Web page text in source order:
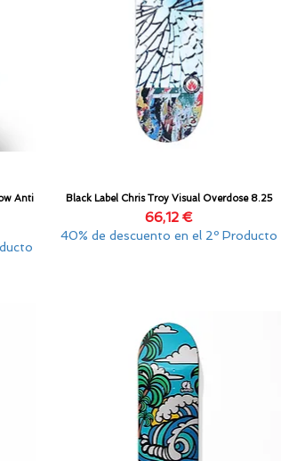
Anti
Vista rápida
Black Label Chris Troy Visual Overdose 8.25
Precio
66,12 €
40% de descuento en el 2º Producto